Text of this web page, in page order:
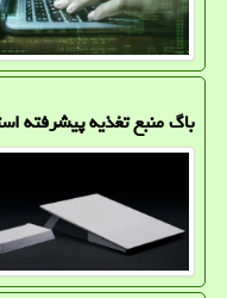
باگ منبع تغذیه پیشرفته